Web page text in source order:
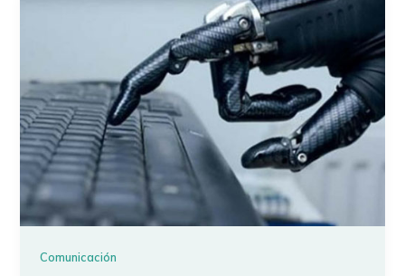
Comunicación